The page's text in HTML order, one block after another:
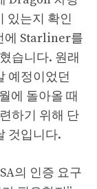
있는지 확인
에 Starliner를
습니다. 원래
예정이었던
에 돌아올 때
하기 위해 단
것입니다.
의 인증 요구